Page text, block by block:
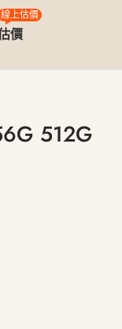
價
線上估價
512G